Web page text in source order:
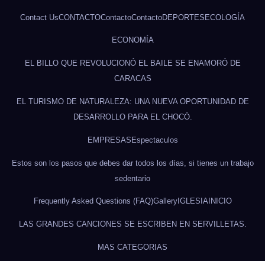
Contact UsCONTACTOContactoContactoDEPORTESECOLOGÍA
ECONOMÍA
EL BILLO QUE REVOLUCIONÓ EL BAILE SE ENAMORÓ DE
CARACAS
EL TURISMO DE NATURALEZA: UNA NUEVA OPORTUNIDAD DE
DESARROLLO PARA EL CHOCÓ.
EMPRESASEspectaculos
Estos son los pasos que debes dar todos los días, si tienes un trabajo
sedentario
Frequently Asked Questions (FAQ)GalleryIGLESIAINICIO
LAS GRANDES CANCIONES SE ESCRIBEN EN SERVILLETAS.
MAS CATEGORIAS